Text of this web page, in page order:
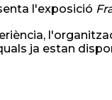
l'exposició
ja estan